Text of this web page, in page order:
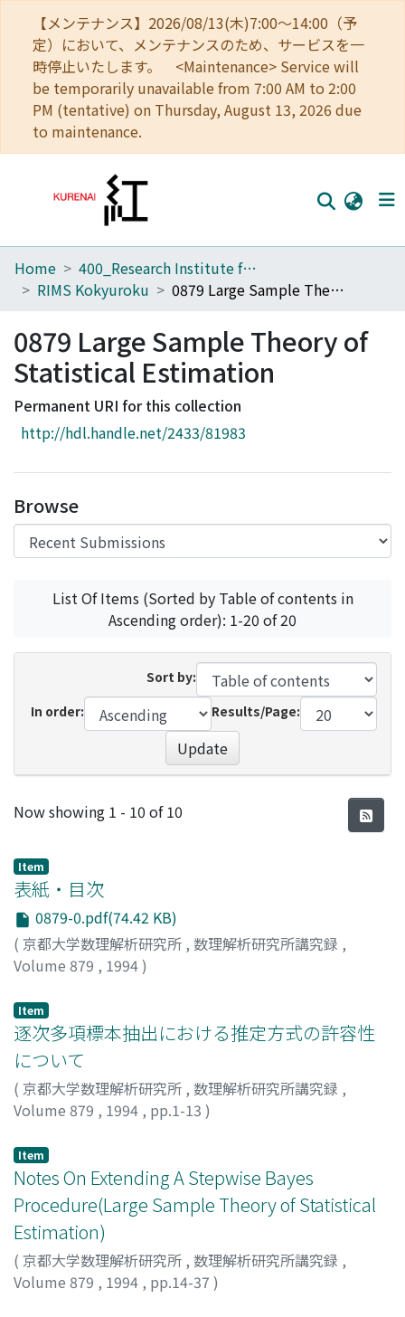
【メンテナンス】2026/08/13(木)7:00～14:00（予
定）において、メンテナンスのため、サービスを一
時停止いたします。 <Maintenance> Service will
be temporarily unavailable from 7:00 AM to 2:00
PM (tentative) on Thursday, August 13, 2026 due
to maintenance.
Home
Browse
Download Ranking
Access Statistics
Home
400_Research Institute for Mathematical Sciences
RIMS Kokyuroku
0879 Large Sample Theory of Statistical Estimation
0879 Large Sample Theory of
Statistical Estimation
Permanent URI for this collection
http://hdl.handle.net/2433/81983
Browse
List Of Items (Sorted by Table of contents in
Ascending order): 1-20 of 20
Sort by:
In order:
Results/Page:
Update
Recent Submissions
Now showing 1 - 10 of 10
Item
表紙・目次
0879-0.pdf(74.42 KB)
( 京都大学数理解析研究所 , 数理解析研究所講究録 ,
Volume 879 , 1994)
Item
逐次多項標本抽出における推定方式の許容性
について
( 京都大学数理解析研究所 , 数理解析研究所講究録 ,
Volume 879 , 1994 , pp.1-13 )
Item
Notes On Extending A Stepwise Bayes
Procedure(Large Sample Theory of Statistical
Estimation)
( 京都大学数理解析研究所 , 数理解析研究所講究録 ,
Volume 879 , 1994 , pp.14-37 )